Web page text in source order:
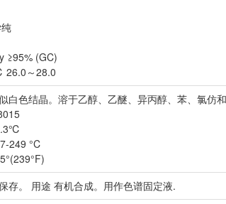
≥95% (GC)
～28.0
白色结晶。溶于乙醇、乙醚、异丙醇、苯、氯仿
249 °C
存。 用途 有机合成。用作色谱固定液.